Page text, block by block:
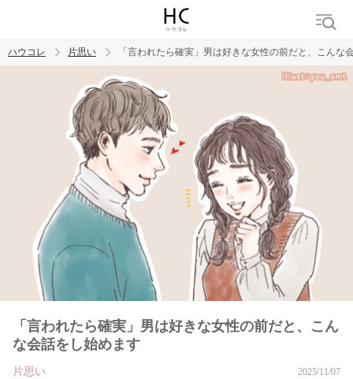
トレンド ワード
恋がしたい 女磨き
ハウコレ 片思い 「言われたら確実」男は好きな女性の前だと、こんな
「言われたら確実」男は好きな女性の前だと、こん
な会話をし始めます
片思い 2025/11/07